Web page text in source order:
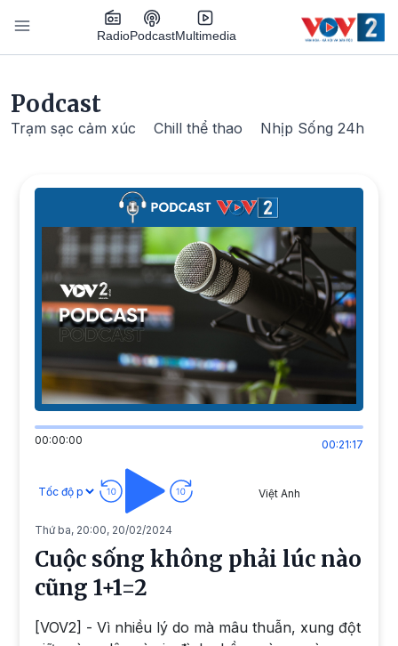
Nhảy đến nội dung
RadioPodcastMultimedia
Podcast
Trạm sạc cảm xúc Chill thể thao Nhịp Sống 24h
00:00:00 00:21:17
Việt Anh
Thứ ba, 20:00, 20/02/2024
Cuộc sống không phải lúc nào
cũng 1+1=2
[VOV2] - Vì nhiều lý do mà mâu thuẫn, xung đột